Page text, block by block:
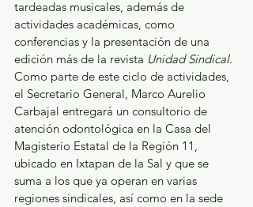
tardeadas musicales, además de
actividades académicas, como
conferencias y la presentación de una
edición más de la revista Unidad Sindical.
Como parte de este ciclo de actividades,
el Secretario General, Marco Aurelio
Carbajal entregará un consultorio de
atención odontológica en la Casa del
Magisterio Estatal de la Región 11,
ubicado en Ixtapan de la Sal y que se
suma a los que ya operan en varias
regiones sindicales, así como en la sede